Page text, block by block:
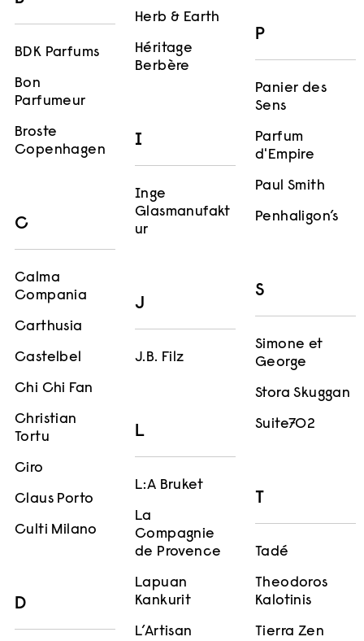
BDK Parfums
Bon
Parfumeur
Broste
Copenhagen
C
Calma
Compania
Carthusia
Castelbel
Chi Chi Fan
Christian
Tortu
Ciro
Claus Porto
Culti Milano
D
Herb & Earth
Héritage
Berbère
I
Inge
Glasmanufakt
ur
J
J.B. Filz
L
L:A Bruket
La
Compagnie
de Provence
Lapuan
Kankurit
L’Artisan
P
Panier des
Sens
Parfum
d'Empire
Paul Smith
Penhaligon’s
S
Simone et
George
Stora Skuggan
Suite702
T
Tadé
Theodoros
Kalotinis
Tierra Zen